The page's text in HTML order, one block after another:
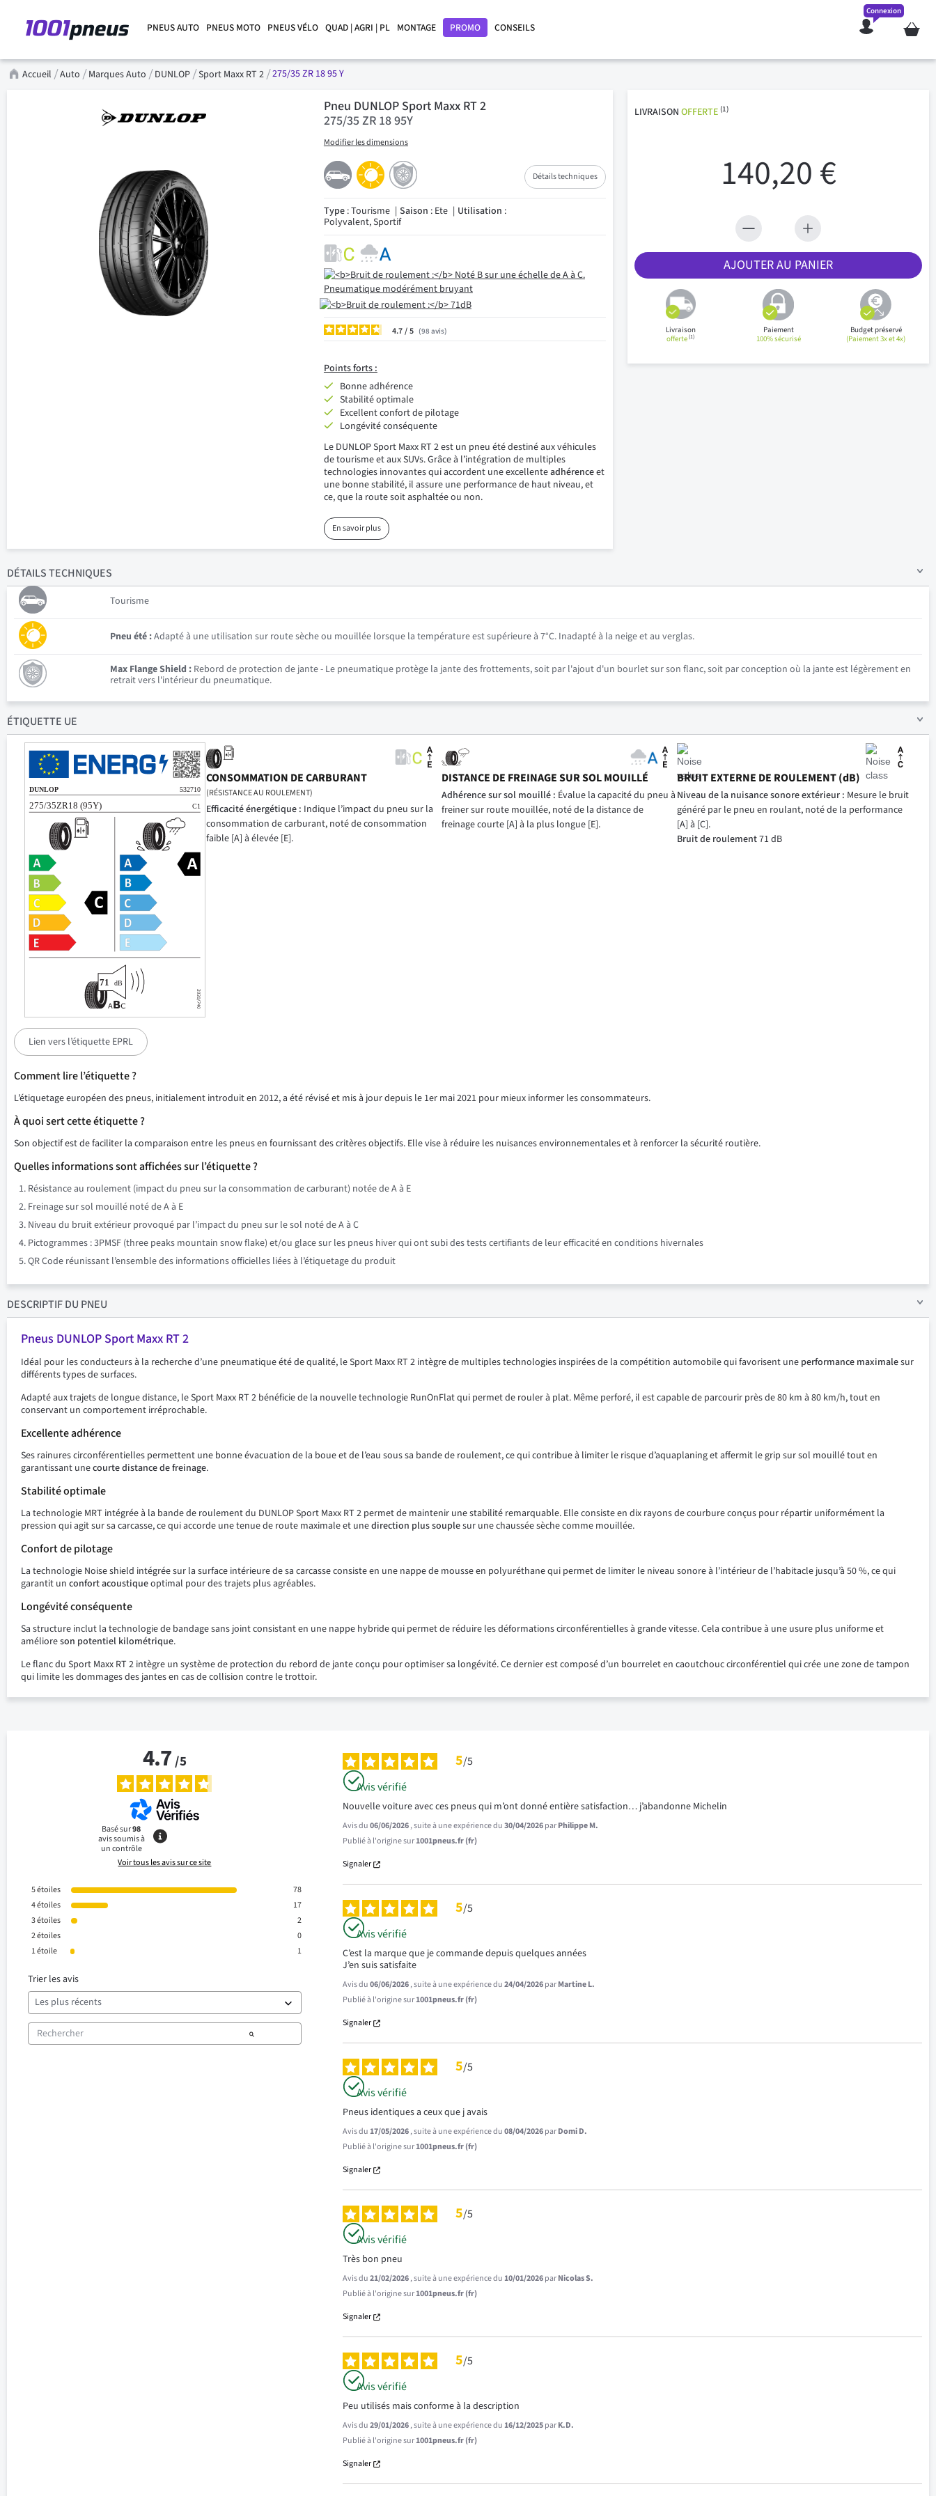
PNEUS AUTO PNEUS MOTO PNEUS VÉLO QUAD | AGRI | PL MONTAGE PROMO CONSEILS Mon
Connexion
Accueil Auto Marques Auto DUNLOP Sport Maxx RT 2 275/35 ZR 18 95 Y
Pneu DUNLOP Sport Maxx RT 2
275/35 ZR 18 95Y
Modifier les dimensions
Détails techniques
Type: Tourisme Saison : Ete Utilisation :
Polyvalent, Sportif
4.7/ 98 avis
Points forts :
Bonne adhérence
Stabilité optimale
Excellent confort de pilotage
Longévité conséquente
Le DUNLOP Sport Maxx RT 2 est un pneu été destiné aux véhicules
de tourisme et aux SUVs. Grâce à l’intégration de multiples
technologies innovantes qui accordent une excellenteadhérenceet
une bonne stabilité, il assure une performance de haut niveau, et
ce, que la route soit asphaltée ou non.
En savoir plus
LIVRAISONOFFERTE (1)
140,20 €
AJOUTER AU PANIER
Livraison
offerte(1)
Paiement
100% sécurisé
Budget préservé
(Paiement 3x et 4x)
DÉTAILSTECHNIQUES
Tourisme
Pneu été :Adapté à une utilisation sur route sèche ou mouillée lorsque la température est supérieure à 7°C. Inadapté à la neige et au verglas.
Max Flange Shield : Rebord de protection de jante - Le pneumatique protège la jante des frottements, soit par l'ajout d'un bourlet sur son flanc, soit par conception où la jante est légèrement en
retrait vers l'intérieur du pneumatique.
ÉTIQUETTE UE
CONSOMMATION DE CARBURANT
(RÉSISTANCE AU ROULEMENT)
Efficacité énergétique : Indique l’impact du pneu sur la
consommation de carburant, noté de consommation
faible [A] à élevée [E].
DISTANCE DE FREINAGE SUR SOL MOUILLÉ
Adhérence sur sol mouillé : Évalue la capacité du pneu à
freiner sur route mouillée, noté de la distance de
freinage courte [A] à la plus longue [E].
BRUIT EXTERNE DE ROULEMENT (dB)
Niveau de la nuisance sonore extérieur : Mesure le bruit
généré par le pneu en roulant, noté de la performance
[A] à [C].
Bruit de roulement71 dB
Lien vers l’étiquette EPRL
Comment lire l’étiquette ?
L’étiquetage européen des pneus, initialement introduit en 2012, a été révisé et mis à jour depuis le 1er mai 2021 pour mieux informer les consommateurs.
À quoi sert cette étiquette ?
Son objectif est de faciliter la comparaison entre les pneus en fournissant des critères objectifs. Elle vise à réduire les nuisances environnementales et à renforcer la sécurité routière.
Quelles informations sont affichées sur l’étiquette ?
Résistance au roulement (impact du pneu sur la consommation de carburant) notée de A à E
Freinage sur sol mouillé noté de A à E
Niveau du bruit extérieur provoqué par l’impact du pneu sur le sol noté de A à C
Pictogrammes : 3PMSF (three peaks mountain snow flake) et/ou glace sur les pneus hiver qui ont subi des tests certifiants de leur efficacité en conditions hivernales
QR Code réunissant l’ensemble des informations officielles liées à l’étiquetage du produit
DESCRIPTIFDU PNEU
Pneus DUNLOP Sport Maxx RT 2
Idéal pour les conducteurs à la recherche d’une pneumatique été de qualité, le Sport Maxx RT 2 intègre de multiples technologies inspirées de la compétition automobile qui favorisent une performance maximalesur
différents types de surfaces.
Adapté aux trajets de longue distance, le Sport Maxx RT 2 bénéficie de la nouvelle technologie RunOnFlat qui permet de rouler à plat. Même perforé, il est capable de parcourir près de 80 km à 80 km/h, tout en
conservant un comportement irréprochable.
Excellente adhérence
Ses rainures circonférentielles permettent une bonne évacuation de la boue et de l’eau sous sa bande de roulement, ce qui contribue à limiter le risque d’aquaplaning et affermit le grip sur sol mouillé tout en
garantissant unecourte distance de freinage.
Stabilité optimale
La technologie MRT intégrée à la bande de roulement du DUNLOP Sport Maxx RT 2 permet de maintenir une stabilité remarquable. Elle consiste en dix rayons de courbure conçus pour répartir uniformément la
pression qui agit sur sa carcasse, ce qui accorde une tenue de route maximale et unedirection plus souplesur une chaussée sèche comme mouillée.
Confort de pilotage
La technologie Noise shield intégrée sur la surface intérieure de sa carcasse consiste en une nappe de mousse en polyuréthane qui permet de limiter le niveau sonore à l’intérieur de l’habitacle jusqu’à 50 %, ce qui
garantit un confort acoustiqueoptimal pour des trajets plus agréables.
Longévité conséquente
Sa structure inclut la technologie de bandage sans joint consistant en une nappe hybride qui permet de réduire les déformations circonférentielles à grande vitesse. Cela contribue à une usure plus uniforme et
amélioreson potentiel kilométrique.
Le flanc du Sport Maxx RT 2 intègre un système de protection du rebord de jante conçu pour optimiser sa longévité. Ce dernier est composé d’un bourrelet en caoutchouc circonférentiel qui crée une zone de tampon
qui limite les dommages des jantes en cas de collision contre le trottoir.
4.7/5
Basé sur98
avis soumis à
un contrôle
Voir tous les avis sur ce site
5étoiles
78
4étoiles
17
3étoiles
2
2étoiles
0
1étoile 1
Trier les avis
5/5
Avis vérifié
Nouvelle voiture avec ces pneus qui m’ont donné entière satisfaction… j’abandonne Michelin
Avis du06/06/2026, suite à une expérience du30/04/2026parPhilippe M.
Publié à l'origine sur1001pneus.fr (fr)
Signaler
5/5
Avis vérifié
C’est la marque que je commande depuis quelques années
J’en suis satisfaite
Avis du06/06/2026, suite à une expérience du24/04/2026parMartine L.
Publié à l'origine sur1001pneus.fr (fr)
Signaler
5/5
Avis vérifié
Pneus identiques a ceux que j avais
Avis du17/05/2026, suite à une expérience du08/04/2026parDomi D.
Publié à l'origine sur1001pneus.fr (fr)
Signaler
5/5
Avis vérifié
Très bon pneu
Avis du21/02/2026, suite à une expérience du10/01/2026parNicolas S.
Publié à l'origine sur1001pneus.fr (fr)
Signaler
5/5
Avis vérifié
Peu utilisés mais conforme à la description
Avis du29/01/2026, suite à une expérience du16/12/2025parK.D.
Publié à l'origine sur1001pneus.fr (fr)
Signaler